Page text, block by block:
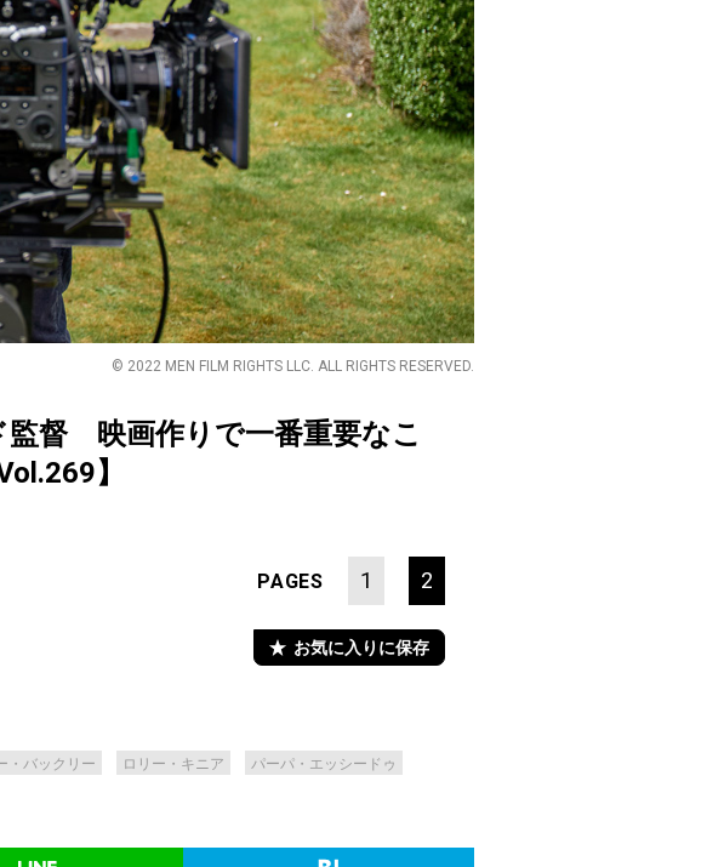
© 2022 MEN FILM RIGHTS LLC. ALL RIGHTS RESERVED.
監督 映画作りで一番重要なこ
】
PAGES 1 2
お気に入りに保存
・バックリー ロリー・キニア パーパ・エッシードゥ